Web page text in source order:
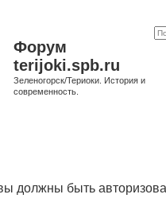
Форум
terijoki.spb.ru
Зеленогорск/Териоки. История и
современность.
должны быть